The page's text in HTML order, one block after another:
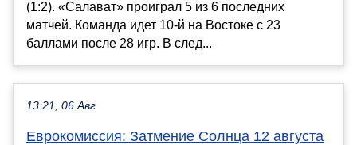
(1:2). «Салават» проиграл 5 из 6 последних
матчей. Команда идет 10-й на Востоке с 23
баллами после 28 игр. В след...
13:21, 06 Авг
Еврокомиссия: Затмение Солнца 12 августа